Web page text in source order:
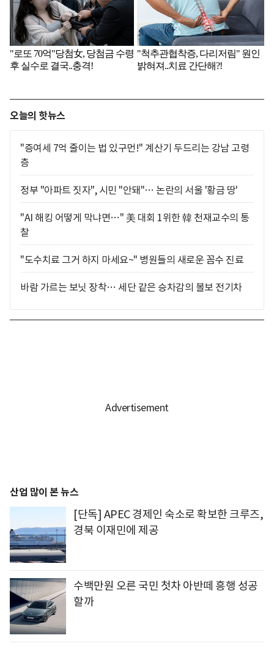
오늘의 핫뉴스
"증여세 7억 줄이는 법 있구먼!" 계산기 두드리는 강남 고령
층
정부 "아파트 짓자", 시민 "안돼"… 논란의 서울 '황금 땅'
"AI 해킹 어떻게 막냐면…" 美 대회 1위한 韓 천재교수의 통
찰
"도수치료 그거 하지 마세요~" 병원들의 새로운 꼼수 진료
바람 가르는 보닛 장착… 세단 같은 승차감의 볼보 전기차
산업 많이 본 뉴스
[단독] APEC 경제인 숙소로 확보한 크루즈,
경북 이재민에 제공
수백만원 오른 국민 첫차 아반떼 흥행 성공
할까